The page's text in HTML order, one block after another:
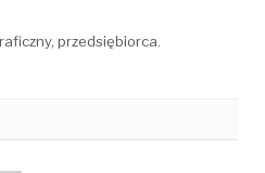
przedsiębiorca.